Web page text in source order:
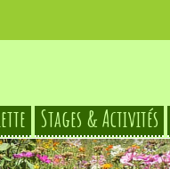
Stages & Activités